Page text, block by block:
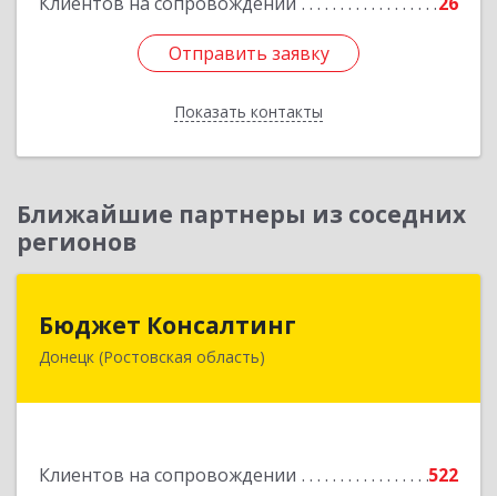
Отправить заявку
Показать контакты
Отправить заявку
Назад
Ближайшие партнеры из соседних
регионов
Бюджет Консалтинг
Донецк (Ростовская область)
Клиентов на сопровождении
522
346338, Ростовская обл, г.о. Город Донецк,